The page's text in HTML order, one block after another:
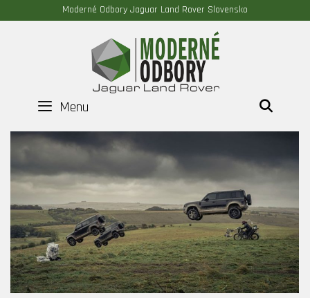
Moderné Odbory Jaguar Land Rover Slovensko
Menu